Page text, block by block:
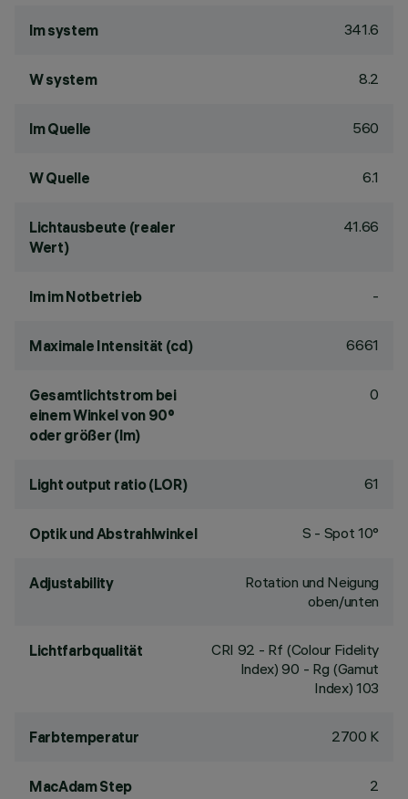
lm system 341.6
W system 8.2
lm Quelle 560
W Quelle 6.1
Lichtausbeute (realer
Wert)
41.66
lm im Notbetrieb -
Maximale Intensität (cd) 6661
Gesamtlichtstrom bei
einem Winkel von 90°
oder größer (lm)
0
Light output ratio (LOR) 61
Optik und Abstrahlwinkel S - Spot 10°
Adjustability
Rotation und Neigung
oben/unten
Lichtfarbqualität CRI 92 - Rf (Colour Fidelity
Index) 90 - Rg (Gamut
Index) 103
Farbtemperatur 2700 K
MacAdam Step 2